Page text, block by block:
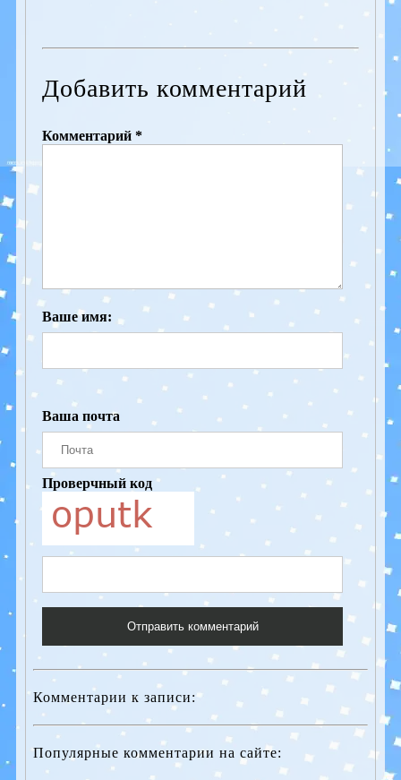
Добавить комментарий
Комментарий *
Ваше имя:
Ваша почта
Проверчный код
Отправить комментарий
Комментарии к записи:
Популярные комментарии на сайте: